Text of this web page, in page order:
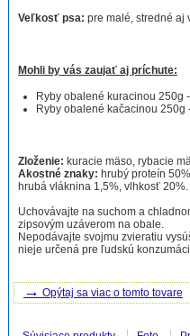
Veľkosť psa: pre malé, stredné aj
Mohli by vás zaujať aj príchute:
Ryby obalené kuracinou 250g -
Ryby obalené kačacinou 250g
Zloženie: kuracie mäso, rybacie
Akostné znaky: hrubý proteín
hrubá vláknina 1,5%, vlhkosť 20%.
Uchovávajte na suchom a
zipsovým uzáverom na obale.
Nepodávajte svojmu zvieratiu
nieje určená pre ľudskú
→ Opýtaj sa viac o tomto tovare